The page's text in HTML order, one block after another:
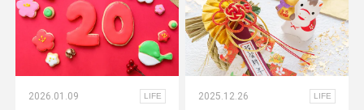
2026.01.09 LIFE 2025.12.26 LIFE